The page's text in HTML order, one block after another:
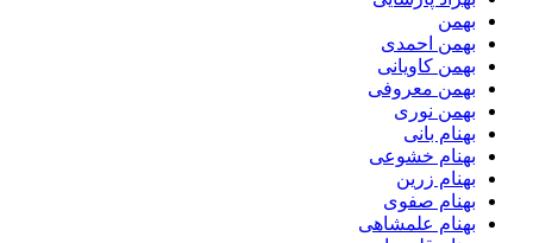
بهمن
بهمن احمدی
بهمن کاویانی
بهمن معروفی
بهمن نوری
بهنام بانی
بهنام خشوعی
بهنام زرین
بهنام صفوی
بهنام علمشاهی